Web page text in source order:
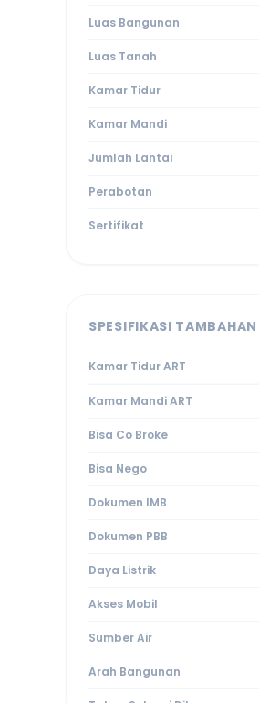
Luas Bangunan
Luas Tanah
Kamar Tidur
Kamar Mandi
Jumlah Lantai
Perabotan
Sertifikat
SPESIFIKASI TAMBAHAN
Kamar Tidur ART
Kamar Mandi ART
Bisa Co Broke
Bisa Nego
Dokumen IMB
Dokumen PBB
Daya Listrik
Akses Mobil
Sumber Air
Arah Bangunan